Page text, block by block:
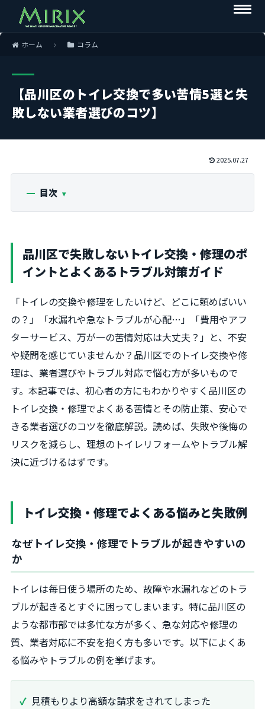
ホーム コラム
【品川区のトイレ交換で多い苦情5選と失
敗しない業者選びのコツ】
2025.07.27
目次
品川区で失敗しないトイレ交換・修理のポ
イントとよくあるトラブル対策ガイド
「トイレの交換や修理をしたいけど、どこに頼めばいい
の？」「水漏れや急なトラブルが心配…」「費用やアフ
ターサービス、万が一の苦情対応は大丈夫？」と、不安
や疑問を感じていませんか？品川区でのトイレ交換や修
理は、業者選びやトラブル対応で悩む方が多いもので
す。本記事では、初心者の方にもわかりやすく品川区の
トイレ交換・修理でよくある苦情とその防止策、安心で
きる業者選びのコツを徹底解説。読めば、失敗や後悔の
リスクを減らし、理想のトイレリフォームやトラブル解
決に近づけるはずです。
トイレ交換・修理でよくある悩みと失敗例
なぜトイレ交換・修理でトラブルが起きやすいの
か
トイレは毎日使う場所のため、故障や水漏れなどのトラ
ブルが起きるとすぐに困ってしまいます。特に品川区の
ような都市部では多忙な方が多く、急な対応や修理の
質、業者対応に不安を抱く方も多いです。以下によくあ
る悩みやトラブルの例を挙げます。
見積もりより高額な請求をされてしまった